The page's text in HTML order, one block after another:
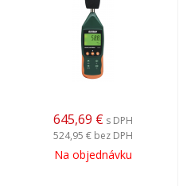
645,69 € s DPH
524,95 € bez DPH
Na objednávku